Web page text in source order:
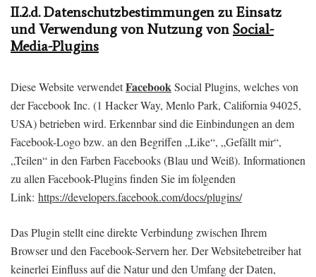
II.2.d. Datenschutzbestimmungen zu Einsatz
und Verwendung von Nutzung von Social-
Media-Plugins
Diese Website verwendetFacebookSocial Plugins, welches von
der Facebook Inc. (1 Hacker Way, Menlo Park, California 94025,
USA) betrieben wird. Erkennbar sind die Einbindungen an dem
Facebook-Logo bzw. an den Begriffen „Like“, „Gefällt mir“,
„Teilen“ in den Farben Facebooks (Blau und Weiß). Informationen
zu allen Facebook-Plugins finden Sie im folgenden
Link: https://developers.facebook.com/docs/plugins/
Das Plugin stellt eine direkte Verbindung zwischen Ihrem
Browser und den Facebook-Servern her. Der Websitebetreiber hat
keinerlei Einfluss auf die Natur und den Umfang der Daten,